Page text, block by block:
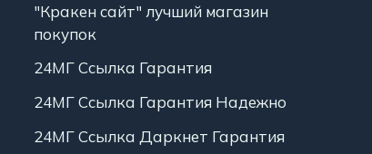
"Кракен сайт" лучший магазин
покупок
24МГ Ссылка Гарантия
24МГ Ссылка Гарантия Надежно
24МГ Ссылка Даркнет Гарантия